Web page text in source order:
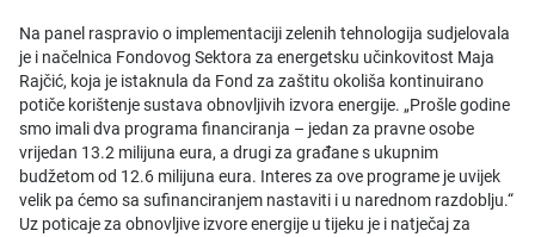
Na panel raspravio o implementaciji zelenih tehnologija sudjelovala
je i načelnica Fondovog Sektora za energetsku učinkovitost Maja
Rajčić, koja je istaknula da Fond za zaštitu okoliša kontinuirano
potiče korištenje sustava obnovljivih izvora energije. „Prošle godine
smo imali dva programa financiranja – jedan za pravne osobe
vrijedan 13.2 milijuna eura, a drugi za građane s ukupnim
budžetom od 12.6 milijuna eura. Interes za ove programe je uvijek
velik pa ćemo sa sufinanciranjem nastaviti i u narednom razdoblju.“
Uz poticaje za obnovljive izvore energije u tijeku je i natječaj za